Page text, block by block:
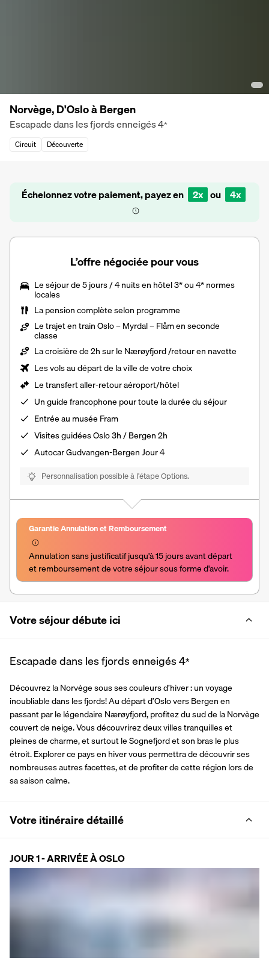
Norvège, D'Oslo à Bergen
Escapade dans les fjords enneigés4*
Circuit Découverte
Échelonnez votre paiement, payez en 2x ou 4x
L’offre négociée pour vous
Le séjour de 5 jours / 4 nuits en hôtel 3* ou 4* normes
locales
Lapension complèteselon programme
Le trajet en train Oslo – Myrdal – Flåm en seconde
classe
La croisière de 2h sur le Nærøyfjord /retour en navette
Les vols au départ de la ville de votre choix
Letransfert aller-retour aéroport/hôtel
Unguide francophone pour toute la durée du séjour
Entrée au musée Fram
Visites guidées Oslo 3h / Bergen 2h
Autocar Gudvangen-Bergen Jour 4
Personnalisation possible à l’étape Options.
Garantie Annulation et Remboursement
Annulation sans justificatif jusqu'à 15 jours avant départ
et remboursement de votre séjour sous forme d'avoir.
Votre séjour débute ici
Escapade dans les fjords enneigés4*
Découvrez la Norvège sous ses couleurs d’hiver : un voyage
inoubliable dans les fjords! Au départ d’Oslo vers Bergen en
passant par le légendaire Nærøyfjord, profitez du sud de la Norvège
couvert de neige. Vous découvrirez deux villes tranquilles et
pleines de charme, et surtout le Sognefjord et son bras le plus
étroit. Explorer ce pays en hiver vous permettra de découvrir ses
nombreuses autres facettes, et de profiter de cette région lors de
sa saison calme.
Votre itinéraire détaillé
JOUR 1 - ARRIVÉE À OSLO